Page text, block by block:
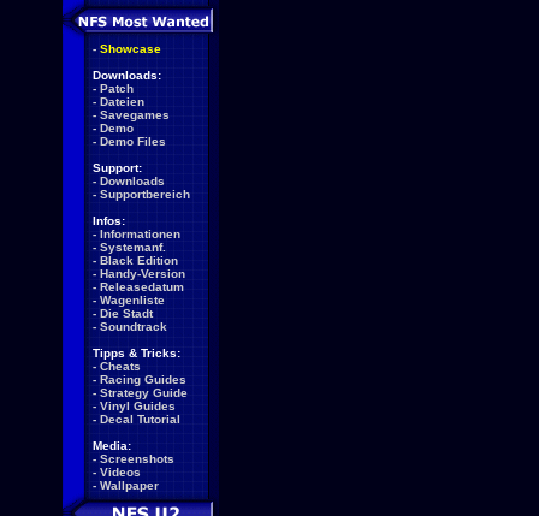
- Showcase
Downloads:
- Patch
- Dateien
- Savegames
- Demo
- Demo Files
Support:
- Downloads
- Supportbereich
Infos:
- Informationen
- Systemanf.
- Black Edition
- Handy-Version
- Releasedatum
- Wagenliste
- Die Stadt
- Soundtrack
Tipps & Tricks:
- Cheats
- Racing Guides
- Strategy Guide
- Vinyl Guides
- Decal Tutorial
Media:
- Screenshots
- Videos
- Wallpaper